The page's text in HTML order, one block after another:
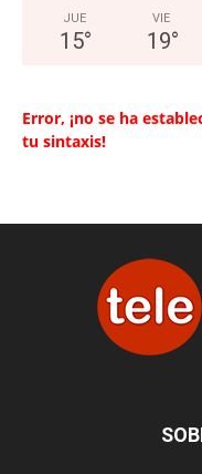
JUE
15°
VIE
19°
Error, ¡no se ha
tu sintaxis!